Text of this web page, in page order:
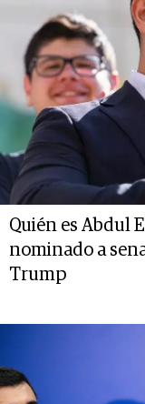
Quién es Abdul
nominado a
Trump